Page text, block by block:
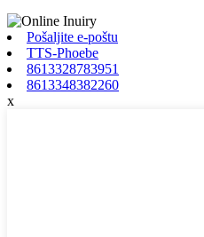
Pošaljite e-poštu
TTS-Phoebe
8613328783951
8613348382260
x